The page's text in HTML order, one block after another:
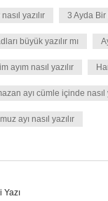
yazılır 3 Ayda Bir
büyük yazılır mı
ayım nasıl yazılır
ayı cümle içinde nasıl
ayı nasıl yazılır
Yazı